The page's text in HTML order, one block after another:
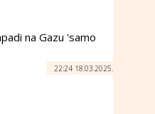
na Gazu 'samo
22:24 18.03.2025.